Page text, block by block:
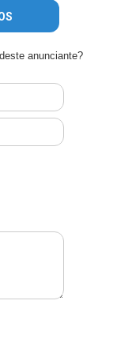
anunciante?